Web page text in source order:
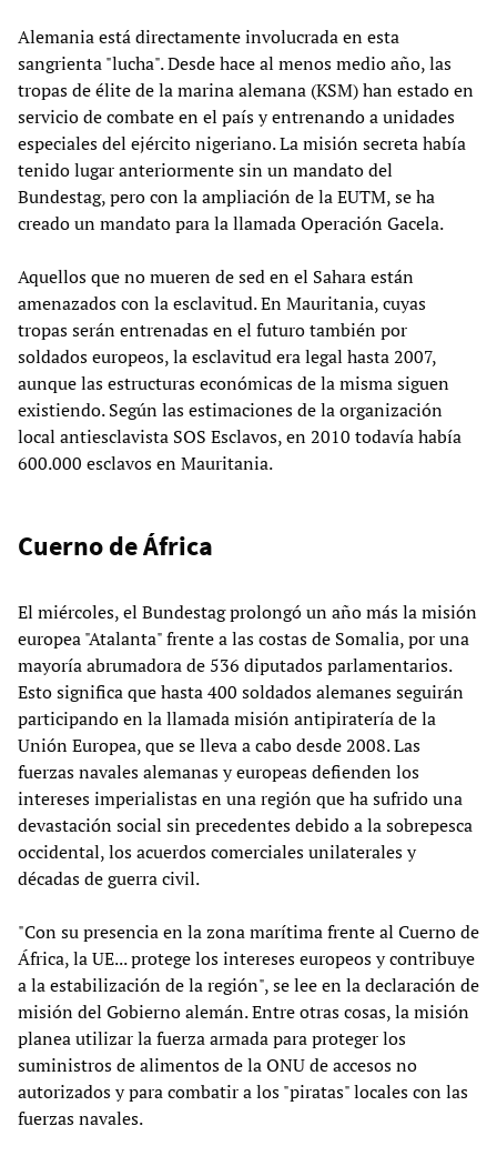
Alemania está directamente involucrada en esta
sangrienta "lucha". Desde hace al menos medio año, las
tropas de élite de la marina alemana (KSM) han estado en
servicio de combate en el país y entrenando a unidades
especiales del ejército nigeriano. La misión secreta había
tenido lugar anteriormente sin un mandato del
Bundestag, pero con la ampliación de la EUTM, se ha
creado un mandato para la llamada Operación Gacela.
Aquellos que no mueren de sed en el Sahara están
amenazados con la esclavitud. En Mauritania, cuyas
tropas serán entrenadas en el futuro también por
soldados europeos, la esclavitud era legal hasta 2007,
aunque las estructuras económicas de la misma siguen
existiendo. Según las estimaciones de la organización
local antiesclavista SOS Esclavos, en 2010 todavía había
600.000 esclavos en Mauritania.
Cuerno de África
El miércoles, el Bundestag prolongó un año más la misión
europea "Atalanta" frente a las costas de Somalia, por una
mayoría abrumadora de 536 diputados parlamentarios.
Esto significa que hasta 400 soldados alemanes seguirán
participando en la llamada misión antipiratería de la
Unión Europea, que se lleva a cabo desde 2008. Las
fuerzas navales alemanas y europeas defienden los
intereses imperialistas en una región que ha sufrido una
devastación social sin precedentes debido a la sobrepesca
occidental, los acuerdos comerciales unilaterales y
décadas de guerra civil.
"Con su presencia en la zona marítima frente al Cuerno de
África, la UE... protege los intereses europeos y contribuye
a la estabilización de la región", se lee en la declaración de
misión del Gobierno alemán. Entre otras cosas, la misión
planea utilizar la fuerza armada para proteger los
suministros de alimentos de la ONU de accesos no
autorizados y para combatir a los "piratas" locales con las
fuerzas navales.